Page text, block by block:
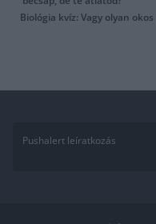
Biológia kvíz: Vagy olyan
Pushalert leíratkozás